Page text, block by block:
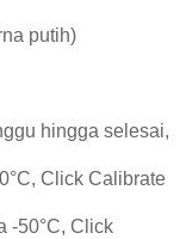
putih)
hingga selesai,
Click Calibrate
-50°C, Click